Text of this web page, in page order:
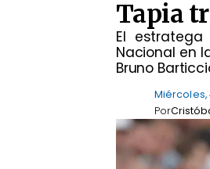
Tapia
El
Nacional en
Bruno
Miércoles,
Por